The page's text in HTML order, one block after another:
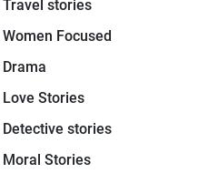
Travel stories
Women Focused
Drama
Love Stories
Detective stories
Moral Stories